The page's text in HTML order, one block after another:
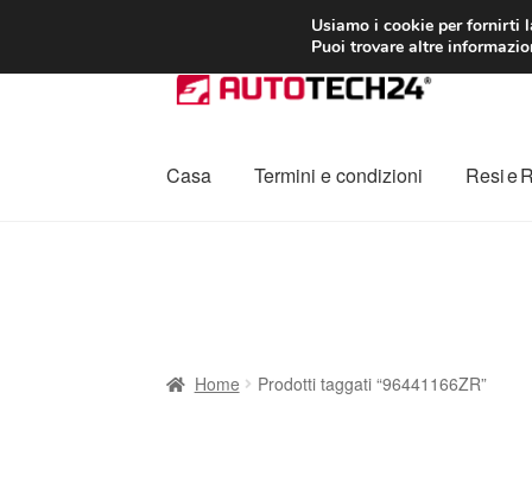
CONSEGNA da
Vai
alla
Vai
al
Casa
Termini e condizioni Resi e
Home Prodotti taggati “96441166ZR”
Usiamo i cookie per fornirti
Puoi trovare altre